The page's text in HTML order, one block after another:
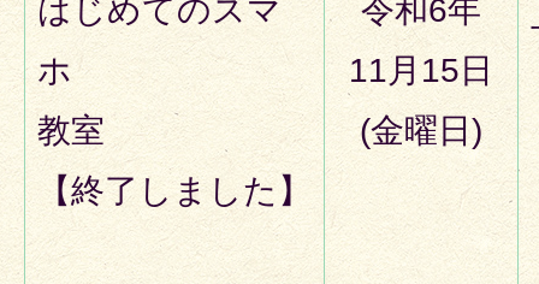
はじめてのスマ
ホ
教室
【終了しました】
令和6年
11月15日
(金曜日)